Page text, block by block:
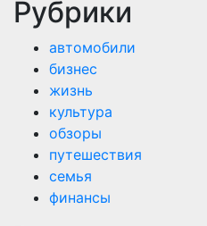
Рубрики
автомобили
бизнес
жизнь
культура
обзоры
путешествия
семья
финансы